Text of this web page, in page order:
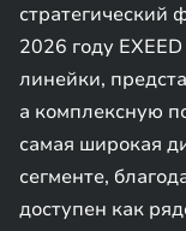
стратегический
2026 году
линейки,
а комплексную
самая широкая
сегменте,
доступен как